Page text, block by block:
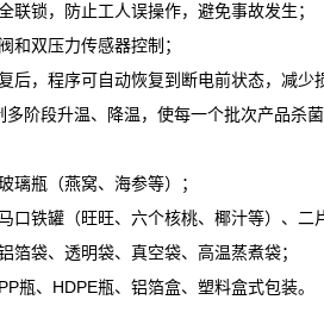
锁，防止工人误操作，避免事故发生；
双压力传感器控制；
，程序可自动恢复到断电前状态，减少
阶段升温、降温， 使每一个批次产品杀
瓶（燕窝、海参等）；
铁罐（旺旺、六个核桃、椰汁等）、二
袋、透明袋、真空袋、高温蒸煮袋；
、HDPE瓶、铝箔盒、塑料盒式包装。